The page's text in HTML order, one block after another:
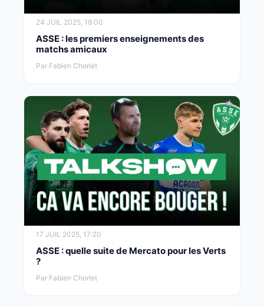
24 JUIL 2025, 18:00
ASSE : les premiers enseignements des
matchs amicaux
Par Fabien Chorlet
17 JUIL 2025, 17:20
ASSE : quelle suite de Mercato pour les Verts
?
Par Fabien Chorlet